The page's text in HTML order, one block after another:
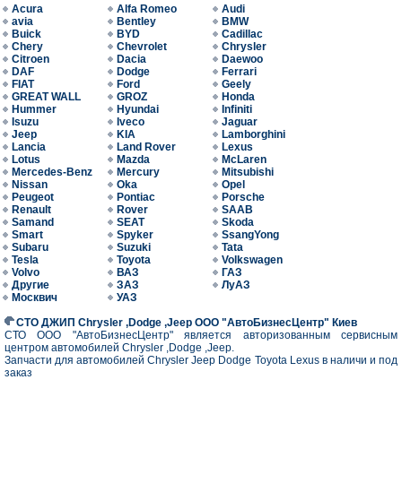
Acura Alfa Romeo
Audi
avia
Bentley
BMW
Buick
BYD
Cadillac
Chery
Chevrolet
Chrysler
Citroen
Dacia
Daewoo
DAF
Dodge
Ferrari
FIAT
Ford
Geely
GREAT WALL
GROZ
Honda
Hummer
Hyundai
Infiniti
Isuzu
Iveco
Jaguar
Jeep
KIA
Lamborghini
Lancia
Land Rover
Lexus
Lotus
Mazda
McLaren
Mercedes-Benz
Mercury
Mitsubishi
Nissan
Oka
Opel
Peugeot
Pontiac
Porsche
Renault
Rover
SAAB
Samand
SEAT
Skoda
Smart
Spyker
SsangYong
Subaru
Suzuki
Tata
Tesla
Toyota
Volkswagen
Volvo
ВАЗ
ГАЗ
Другие
ЗАЗ
ЛуАЗ
Москвич
УАЗ
СТО ДЖИП Chrysler ,Dodge ,Jeep ООО "АвтоБизнесЦентр" Киев
СТО ООО "АвтоБизнесЦентр" является авторизованным сервисным
центром автомобилей Chrysler ,Dodge ,Jeep.
Запчасти для автомобилей Chrysler Jeep Dodge Toyota Lexus в наличи и под
заказ